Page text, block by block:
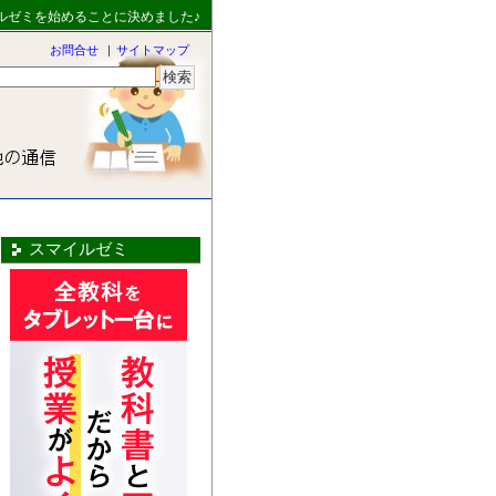
ミを始めることに決めました♪
お問合せ | サイトマップ
スマイルゼミ